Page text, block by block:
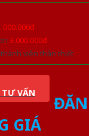
3.000.000đ
viên thân thiết
TƯ VẤN
GIÁ